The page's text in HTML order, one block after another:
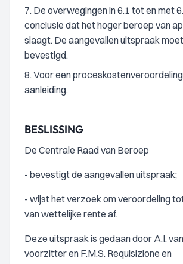
7. De overwegingen in 6.1 tot en met
conclusie dat het hoger beroep van
slaagt. De aangevallen uitspraak
bevestigd.
8. Voor een
aanleiding.
BESLISSING
De Centrale Raad van Beroep
- bevestigt de aangevallen uitspraak;
- wijst het verzoek om veroordeling
van wettelijke rente af.
Deze uitspraak is gedaan door A.I.
voorzitter en F.M.S. Requisizione en